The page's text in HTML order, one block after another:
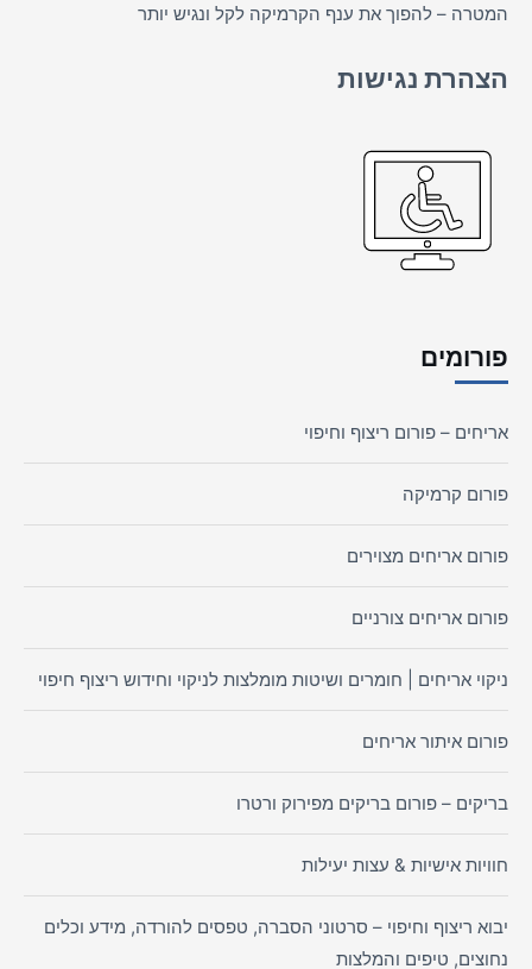
המטרה – להפוך את ענף הקרמיקה לקל ונגיש יותר
הצהרת נגישות
פורומים
אריחים – פורום ריצוף וחיפוי
פורום קרמיקה
פורום אריחים מצוירים
פורום אריחים צורניים
ניקוי אריחים | חומרים ושיטות מומלצות לניקוי וחידוש ריצוף חיפוי
פורום איתור אריחים
בריקים – פורום בריקים מפירוק ורטרו
חוויות אישיות & עצות יעילות
יבוא ריצוף וחיפוי – סרטוני הסברה, טפסים להורדה, מידע וכלים
נחוצים, טיפים והמלצות